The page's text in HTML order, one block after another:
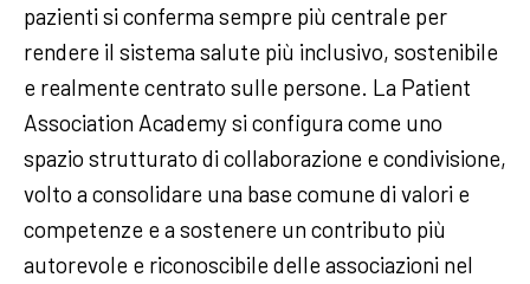
pazienti si conferma sempre più centrale per
rendere il sistema salute più inclusivo, sostenibile
e realmente centrato sulle persone. La Patient
Association Academy si configura come uno
spazio strutturato di collaborazione e condivisione,
volto a consolidare una base comune di valori e
competenze e a sostenere un contributo più
autorevole e riconoscibile delle associazioni nel